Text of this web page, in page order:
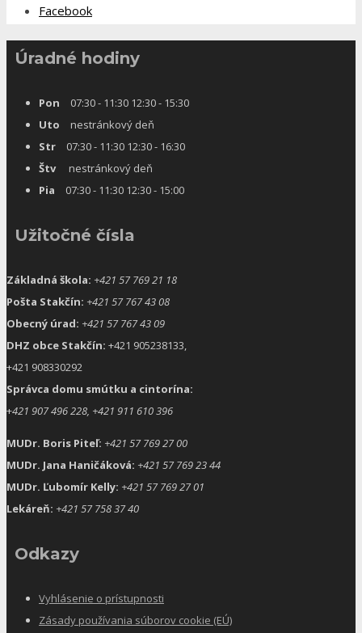
Facebook
Úradné hodiny
Pon 07:30 - 11:30 12:30 - 15:30
Uto nestránkový deň
Str 07:30 - 11:30 12:30 - 16:30
Štvnestránkový deň
Pia 07:30 - 11:30 12:30 - 15:00
Užitočné čísla
Základná škola: +421 57 769 21 18
Pošta Stakčín: +421 57 767 43 08
Obecný úrad: +421 57 767 43 09
DHZ obce Stakčín: +421 905238133,
+421 908330292
Správca domu smútku a cintorína:
+421 907 496 228, +421 911 610 396
MUDr. Boris Piteľ: +421 57 769 27 00
MUDr. Jana Haničáková: +421 57 769 23 44
MUDr. Ľubomír Kelly: +421 57 769 27 01
Lekáreň: +421 57 758 37 40
Odkazy
Vyhlásenie o prístupnosti
Zásady používania súborov cookie (EÚ)